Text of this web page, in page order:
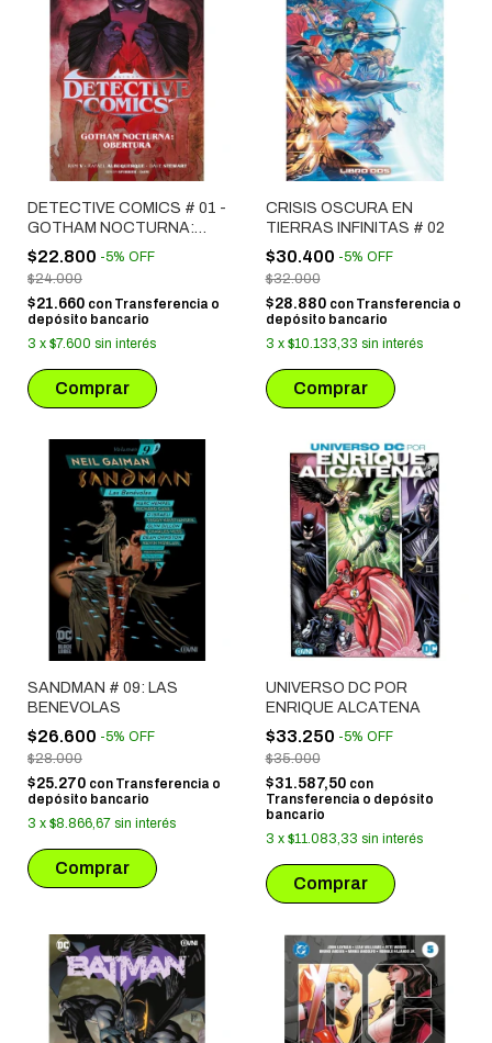
DETECTIVE COMICS # 01 -
GOTHAM NOCTURNA:
OBERTURA
$22.800 -5% OFF
$24.000
$21.660 con Transferencia o
depósito bancario
3 x $7.600 sin interés
CRISIS OSCURA EN
TIERRAS INFINITAS # 02
$30.400 -5% OFF
$32.000
$28.880 con Transferencia o
depósito bancario
3 x $10.133,33 sin interés
SANDMAN # 09: LAS
BENEVOLAS
$26.600 -5% OFF
$28.000
$25.270 con Transferencia o
depósito bancario
3 x $8.866,67 sin interés
UNIVERSO DC POR
ENRIQUE ALCATENA
$33.250 -5% OFF
$35.000
$31.587,50 con
Transferencia o depósito
bancario
3 x $11.083,33 sin interés